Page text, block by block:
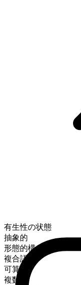
有生性の状態
抽象的
形態的構成
複合語
可算
複数形